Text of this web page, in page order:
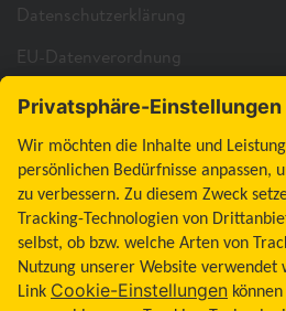
Datenschutzerklärung
EU-Datenverordnung
Cookie-Richtlinie
Cookie-Einstellungen
Barrierefreiheitserklärung
Allgemeine Geschäftsbedingungen
Impressum